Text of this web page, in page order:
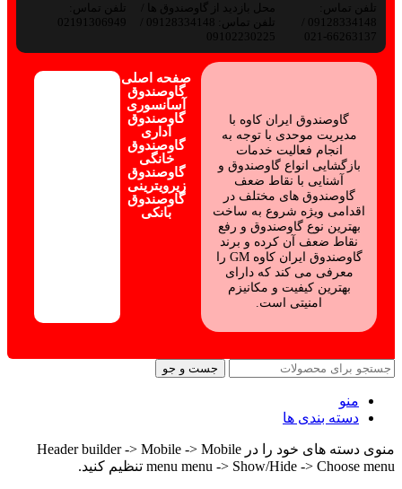
تلفن تماس:
66263137-021
محل بازدید از گاوصندوق ها /
09102230225
تلفن تماس:
02191306949
گاوصندوق ایران کاوه با
مدیریت موحدی با توجه به
انجام فعالیت خدمات
بازگشایی انواع گاوصندوق و
آشنایی با نقاط ضعف
گاوصندوق های مختلف در
اقدامی ویژه شروع به ساخت
بهترین نوع گاوصندوق و رفع
نقاط ضعف آن کرده و برند
گاوصندوق ایران کاوه GM را
معرفی می کند که دارای
بهترین کیفیت و مکانیزم
امنیتی است.
صفحه اصلی
گاوصندوق
آسانسوری
گاوصندوق
اداری
گاوصندوق
خانگی
گاوصندوق
زیرویترینی
گاوصندوق
بانکی
جست و جو
منو
دسته بندی ها
منوی دسته های خود را در Header builder -> Mobile -> Mobile
menu menu -> Show/Hide -> Choose menu تنظیم کنید.